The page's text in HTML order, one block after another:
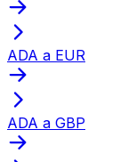
ADA a EUR
ADA a GBP